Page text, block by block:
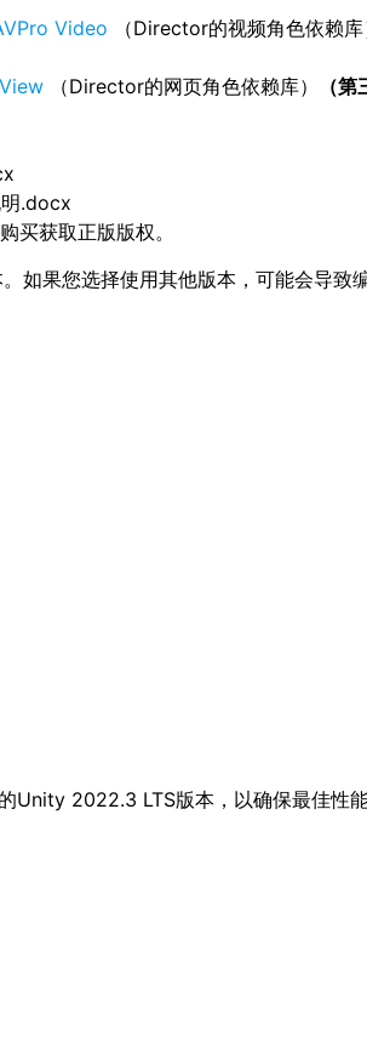
Video （Director的视频角色依赖库
（Director的网页角色依赖库）
（
.docx
买获取正版版权。
如果您选择使用其他版本，可能会导致
Unity 2022.3 LTS版本，以确保最佳性